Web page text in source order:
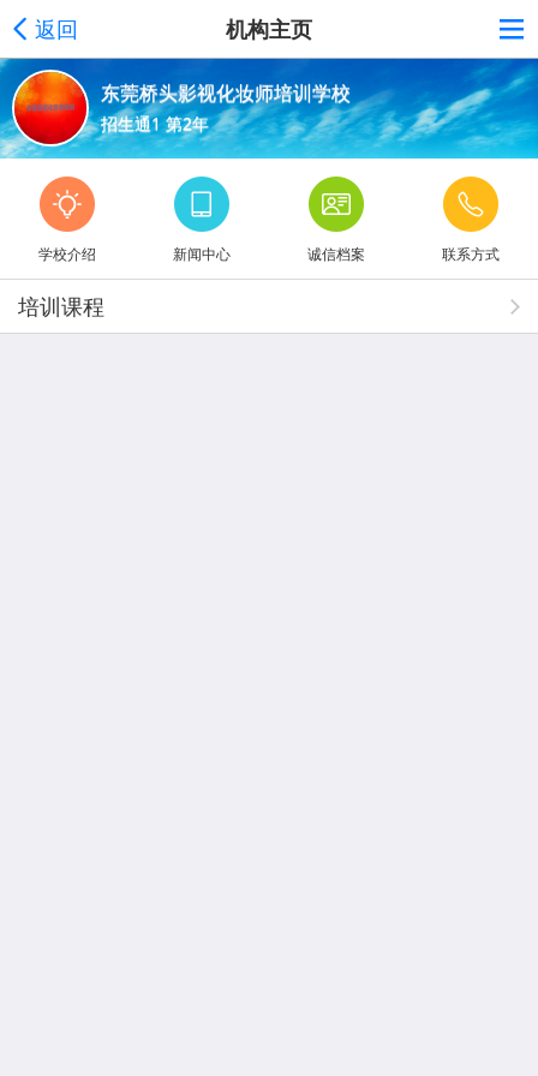
返回 机构主页
东莞桥头影视化妆师培训学校
招生通1 第2年
学校介绍 新闻中心 诚信档案 联系方式
培训课程